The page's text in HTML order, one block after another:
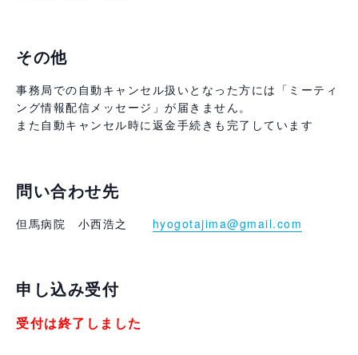
その他
事務局での自動キャンセル扱いとなった方には「ミーティ
ング情報配信メッセージ」が届きません。
また自動キャンセル時に返金手続きも完了しています
問い合わせ先
但馬病院 小西浩之 hyogotajima@gmail.com
申し込み受付
受付は終了しました